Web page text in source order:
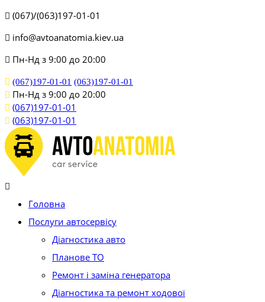
(067)/(063)197-01-01
info@avtoanatomia.kiev.ua
Пн-Нд з 9:00 до 20:00
(067)197-01-01 (063)197-01-01
Пн-Нд з 9:00 до 20:00
(067)197-01-01
(063)197-01-01
Головна
Послуги автосервісу
Діагностика авто
Планове ТО
Ремонт і заміна генератора
Діагностика та ремонт ходової